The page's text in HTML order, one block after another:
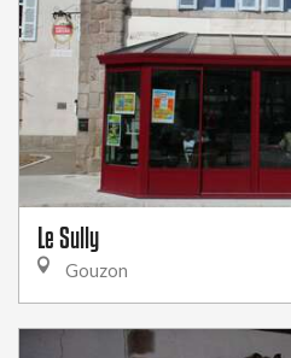
Le Sully
Gouzon